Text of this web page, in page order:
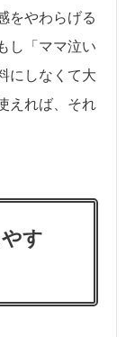
をやわらげる
し「ママ泣い
にしなくて大
えれば、それ
す